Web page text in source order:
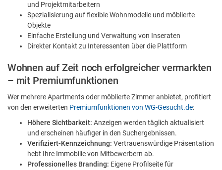
und Projektmitarbeitern
Spezialisierung auf flexible Wohnmodelle und möblierte
Objekte
Einfache Erstellung und Verwaltung von Inseraten
Direkter Kontakt zu Interessenten über die Plattform
Wohnen auf Zeit noch erfolgreicher vermarkten
– mit Premiumfunktionen
Wer mehrere Apartments oder möblierte Zimmer anbietet, profitiert
von den erweiterten Premiumfunktionen von WG-Gesucht.de:
Höhere Sichtbarkeit: Anzeigen werden täglich aktualisiert
und erscheinen häufiger in den Suchergebnissen.
Verifiziert-Kennzeichnung: Vertrauenswürdige Präsentation
hebt Ihre Immobilie von Mitbewerbern ab.
Professionelles Branding: Eigene Profilseite für